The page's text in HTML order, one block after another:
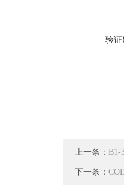
验
上一条： B1-
下一条：